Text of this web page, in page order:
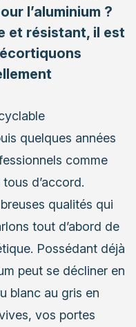
l’aluminium ?
et résistant, il est
quelques années
comme
d’accord.
qualités qui
tout d’abord de
Possédant déjà
peut se décliner en
blanc au gris en
vos portes